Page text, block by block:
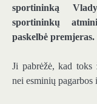
sportininką
sportininkų
paskelbė premjeras.
Ji pabrėžė, kad toks
nei esminių